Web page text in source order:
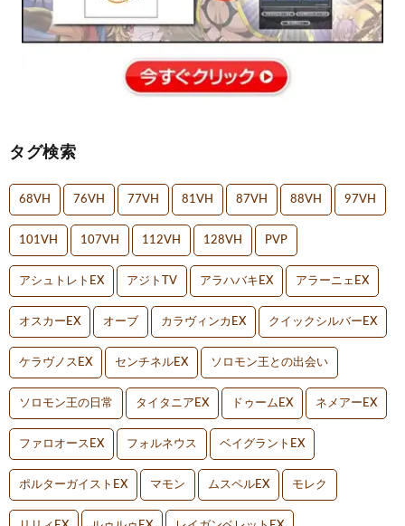
タグ検索
68VH 76VH 77VH 81VH 87VH 88VH 97VH
101VH 107VH 112VH 128VH PVP
アシュトレトEX アジトTV アラハバキEX アラーニェEX
オスカーEX オーブ カラヴィンカEX クイックシルバーEX
ケラヴノスEX センチネルEX ソロモン王との出会い
ソロモン王の日常 タイタニアEX ドゥームEX ネメアーEX
ファロオースEX フォルネウス ベイグラントEX
ポルターガイストEX マモン ムスペルEX モレク